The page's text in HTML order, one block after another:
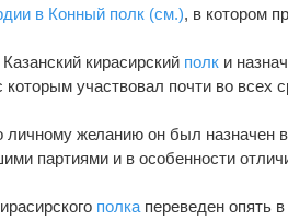
в Конный полк (см.), в котором
кирасирский полк и
участвовал почти во всех
личному желанию он был назначен
партиями и в особенности
полка переведен опять